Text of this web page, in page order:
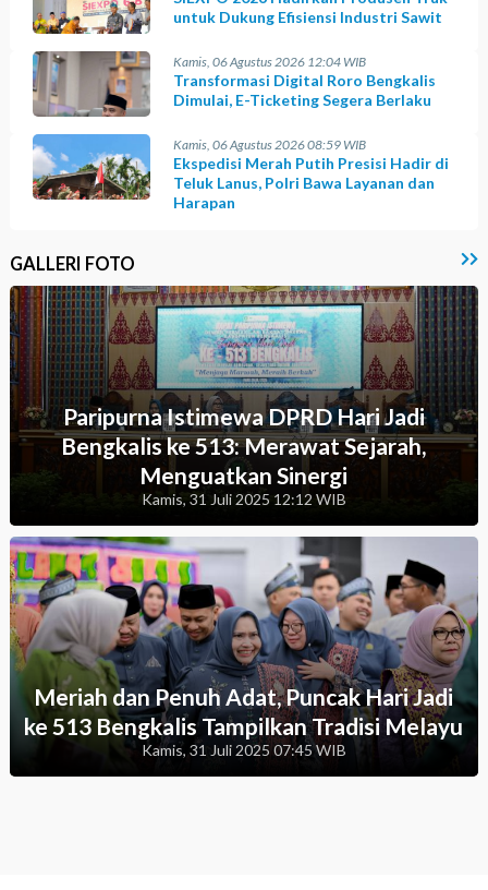
untuk Dukung Efisiensi Industri Sawit
Kamis, 06 Agustus 2026 12:04 WIB
Transformasi Digital Roro Bengkalis
Dimulai, E-Ticketing Segera Berlaku
Kamis, 06 Agustus 2026 08:59 WIB
Ekspedisi Merah Putih Presisi Hadir di
Teluk Lanus, Polri Bawa Layanan dan
Harapan
GALLERI FOTO
Paripurna Istimewa DPRD Hari Jadi
Bengkalis ke 513: Merawat Sejarah,
Menguatkan Sinergi
Kamis, 31 Juli 2025 12:12 WIB
Meriah dan Penuh Adat, Puncak Hari Jadi
ke 513 Bengkalis Tampilkan Tradisi Melayu
Kamis, 31 Juli 2025 07:45 WIB